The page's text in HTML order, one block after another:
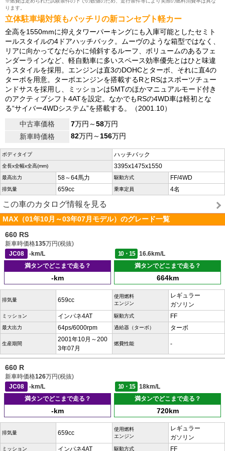
ります。
立体駐車場対策もバッチリの新コンセプト軽カー
全高を1550mmに抑えタワーパーキングにも入庫可能としたセミト
ールスタイルの4ドアハッチバック。ムーヴのような箱型ではなく、
リアに向かってなだらかに傾斜するルーフ、ボリュームのあるフェ
ンダーラインなど、軽自動車に多いスペース効率優先とはひと味違
うスタイルを採用。エンジンは直3のDOHCとターボ、それに直4の
ターボを用意。ターボエンジンを搭載するRとRSはスポーツチュー
ンドサスを採用し、ミッションは5MTのほかマニュアルモード付き
のアクティブシフト4ATを設定。なかでもRSの4WD車は軽初とな
る“サイバー4WDシステム”を搭載する。（2001.10）
中古車価格
7万円～58万円
新車時価格
82万円～156万円
ボディタイプ ハッチバック
全長x全幅x全高(mm) 3395x1475x1550
最高出力 58～64馬力 駆動方式 FF/4WD
排気量 659cc 乗車定員 4名
この車のカタログ情報を見る
MAX（01年10月～03年07月モデル）のグレード一覧
660 RS
新車時価格135万円(税抜)
JC08
-km/L 10・15
16.6km/L
満タンでどこまで走る？
-km
満タンでどこまで走る？
664km
排気量 659cc
使用燃料
エンジン
レギュラー
ガソリン
ミッション インパネ4AT 駆動方式 FF
最大出力 64ps/6000rpm 過給器（ターボ） ターボ
生産期間
2001年10月～200
3年07月
燃費性能 -
660 R
新車時価格126万円(税抜)
JC08
-km/L 10・15
18km/L
満タンでどこまで走る？
-km
満タンでどこまで走る？
720km
排気量 659cc
使用燃料
エンジン
レギュラー
ガソリン
ミッション インパネ4AT 駆動方式 FF